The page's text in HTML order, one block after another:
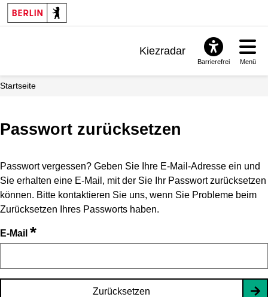
Kiezradar
Barrierefrei Menü
Startseite
Passwort zurücksetzen
Passwort vergessen? Geben Sie Ihre E-Mail-Adresse ein und
Sie erhalten eine E-Mail, mit der Sie Ihr Passwort zurücksetzen
können. Bitte kontaktieren Sie uns, wenn Sie Probleme beim
Zurücksetzen Ihres Passworts haben.
E-Mail *
Zurücksetzen